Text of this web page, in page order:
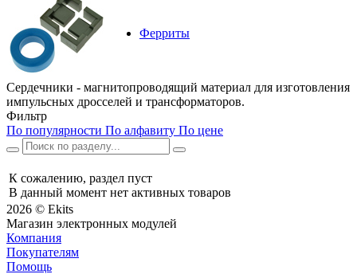
Ферриты
Сердечники - магнитопроводящий материал для изготовления
импульсных дросселей и трансформаторов.
Фильтр
По популярности По алфавиту По цене
К сожалению, раздел пуст
В данный момент нет активных товаров
2026 © Ekits
Магазин электронных модулей
Компания
Покупателям
Помощь